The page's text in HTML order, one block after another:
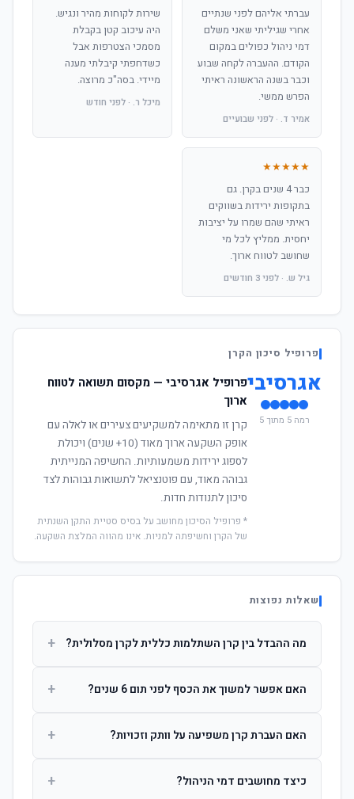
עברתי אליהם לפני שנתיים
אחרי שגיליתי שאני משלם
דמי ניהול כפולים במקום
הקודם. ההעברה לקחה שבוע
וכבר בשנה הראשונה ראיתי
הפרש ממשי.
אמיר ד. · לפני שבועיים
שירות לקוחות מהיר ונגיש.
היה עיכוב קטן בקבלת
מסמכי הצטרפות אבל
כשדחפתי קיבלתי מענה
מיידי. בסה"כ מרוצה.
מיכל ר. · לפני חודש
★★★★★
כבר 4 שנים בקרן. גם
בתקופות ירידות בשווקים
ראיתי שהם שמרו על יציבות
יחסית. ממליץ לכל מי
שחושב לטווח ארוך.
גיל ש. · לפני 3 חודשים
פרופיל סיכון הקרן
אגרסיבי
רמה 5 מתוך 5
פרופיל אגרסיבי — מקסום תשואה לטווח
ארוך
קרן זו מתאימה למשקיעים צעירים או לאלה עם
אופק השקעה ארוך מאוד (10+ שנים) ויכולת
לספוג ירידות משמעותיות. החשיפה המנייתית
גבוהה מאוד, עם פוטנציאל לתשואות גבוהות לצד
סיכון לתנודות חדות.
* פרופיל הסיכון מחושב על בסיס סטיית התקן השנתית
של הקרן וחשיפתה למניות. אינו מהווה המלצת השקעה.
שאלות נפוצות
מה ההבדל בין קרן השתלמות כללית לקרן מסלולית? +
ההשקעות. קרן מסלולית עוקבת אחרי מדד ספציפי ומאפשרת
האם אפשר למשוך את הכסף לפני תום 6 שנים? +
הרווחים. לאחר 6 שנים ניתן למשוך פטור ממס עד לתקרה
האם העברת קרן משפיעה על וותק וזכויות? +
החברות. הוותק ממשיך להיספר מיום ההפקדה הראשונה.
כיצד מחושבים דמי הניהול? +